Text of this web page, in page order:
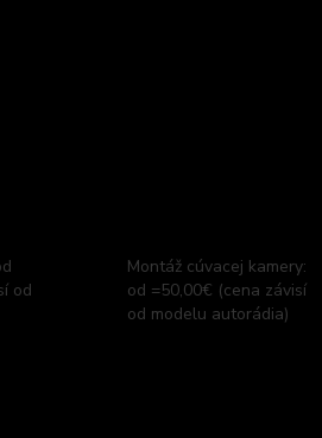
od
Montáž cúvacej kamery:
od =50,00€ (cena závisí
od modelu autorádia)